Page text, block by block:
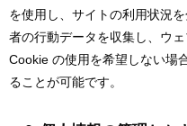
を使用し、サイトの利用状況
者の行動データを収集し、ウ
Cookie の使用を希望しない場
ることが可能です。